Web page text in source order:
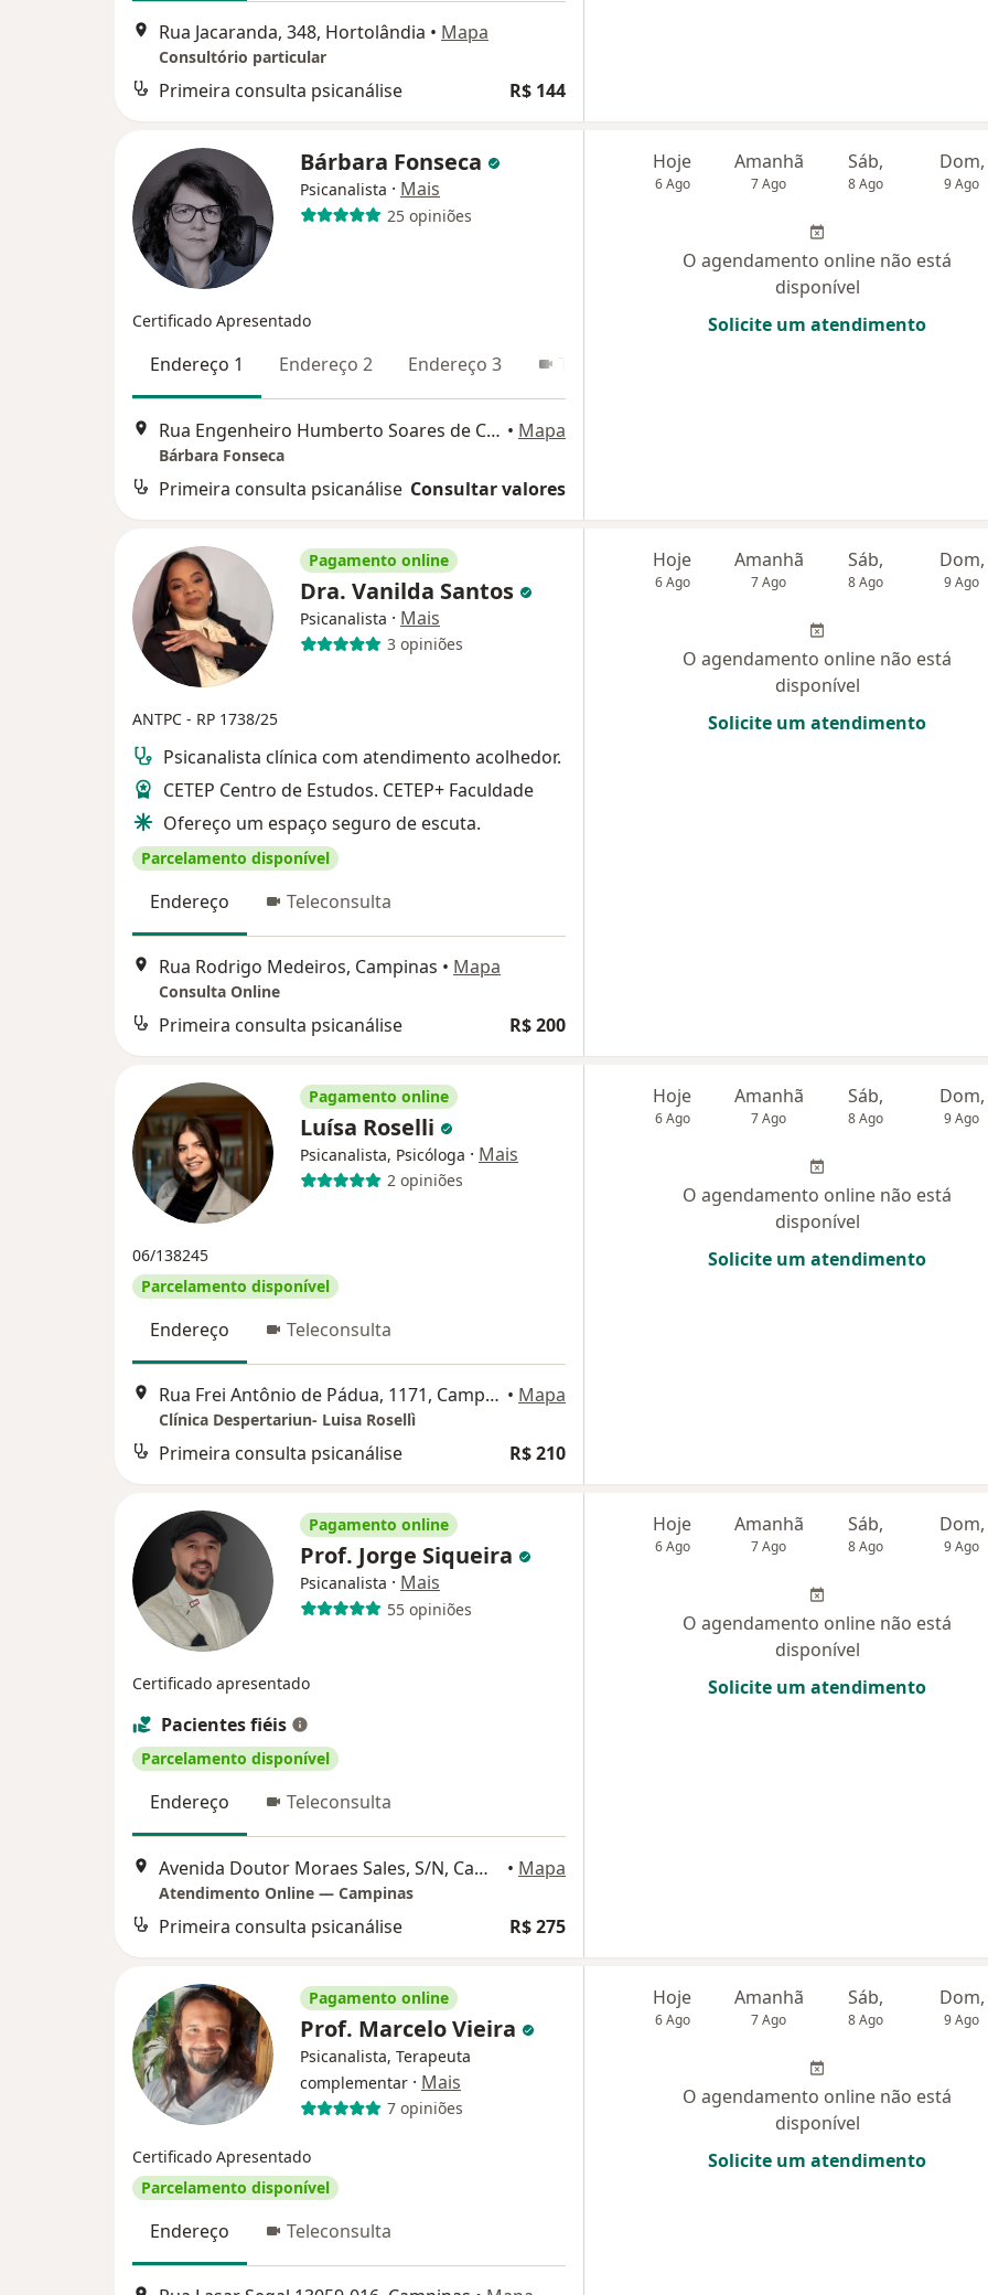
Rua Jacaranda, 348, Hortolândia • Mapa
Consultório particular
Primeira consulta psicanálise R$ 144
Bárbara Fonseca
Psicanalista · Mais
25 opiniões
Certificado Apresentado
Endereço 1 Endereço 2 Endereço 3 Teleconsulta
Rua Engenheiro Humberto Soares de Camargo, 614, Campinas • Mapa
Bárbara Fonseca
Primeira consulta psicanálise Consultar valores
Hoje
6 Ago
Amanhã
7 Ago
Sáb,
8 Ago
Dom,
9 Ago
O agendamento online não está
disponível
Solicite um atendimento
Pagamento online
Dra. Vanilda Santos
Psicanalista · Mais
3 opiniões
ANTPC - RP 1738/25
Psicanalista clínica com atendimento acolhedor.
CETEP Centro de Estudos. CETEP+ Faculdade
Ofereço um espaço seguro de escuta.
Parcelamento disponível
Endereço Teleconsulta
Rua Rodrigo Medeiros, Campinas • Mapa
Consulta Online
Primeira consulta psicanálise R$ 200
Hoje
6 Ago
Amanhã
7 Ago
Sáb,
8 Ago
Dom,
9 Ago
O agendamento online não está
disponível
Solicite um atendimento
Pagamento online
Luísa Roselli
Psicanalista, Psicóloga · Mais
2 opiniões
06/138245
Parcelamento disponível
Endereço Teleconsulta
Rua Frei Antônio de Pádua, 1171, Campinas • Mapa
Clínica Despertariun- Luisa Rosellì
Primeira consulta psicanálise R$ 210
Hoje
6 Ago
Amanhã
7 Ago
Sáb,
8 Ago
Dom,
9 Ago
O agendamento online não está
disponível
Solicite um atendimento
Pagamento online
Prof. Jorge Siqueira
Psicanalista · Mais
55 opiniões
Certificado apresentado
Pacientes fiéis
Parcelamento disponível
Endereço Teleconsulta
Avenida Doutor Moraes Sales, S/N, Campinas • Mapa
Atendimento Online — Campinas
Primeira consulta psicanálise R$ 275
Hoje
6 Ago
Amanhã
7 Ago
Sáb,
8 Ago
Dom,
9 Ago
O agendamento online não está
disponível
Solicite um atendimento
Pagamento online
Prof. Marcelo Vieira
Psicanalista, Terapeuta
complementar · Mais
7 opiniões
Certificado Apresentado
Parcelamento disponível
Endereço Teleconsulta
Hoje
6 Ago
Amanhã
7 Ago
Sáb,
8 Ago
Dom,
9 Ago
O agendamento online não está
disponível
Solicite um atendimento